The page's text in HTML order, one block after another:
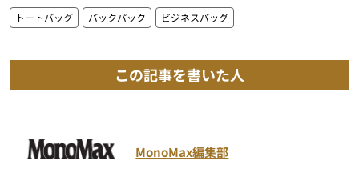
トートバッグ バックパック ビジネスバッグ
この記事を書いた人
MonoMax編集部